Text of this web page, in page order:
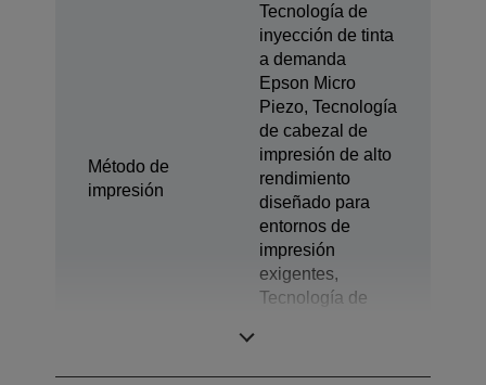
Método de
impresión
Tecnología de
inyección de tinta
a demanda
Epson Micro
Piezo, Tecnología
de cabezal de
impresión de alto
rendimiento
diseñado para
entornos de
impresión
exigentes,
Tecnología de